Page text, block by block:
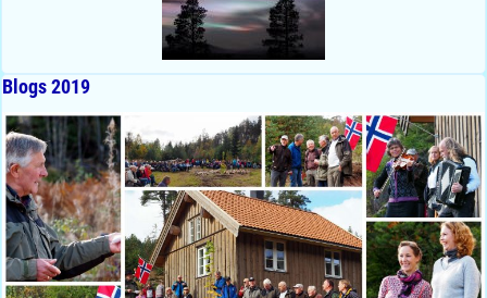
Blogs 2019